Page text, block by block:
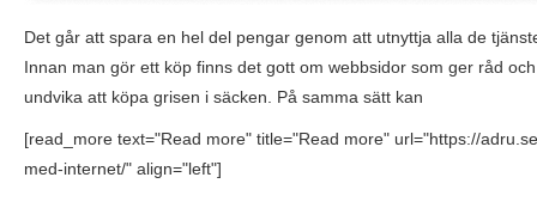
Det går att spara en hel del pengar genom att utnyttja alla de
Innan man gör ett köp finns det gott om webbsidor som ger råd
undvika att köpa grisen i säcken. På samma sätt kan
[read_more text="Read more" title="Read more" url="https://
med-internet/" align="left"]